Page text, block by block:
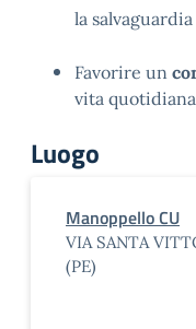
la
Favorire un
vita
Luogo
Manoppello CU
VIA SANTA
(PE)